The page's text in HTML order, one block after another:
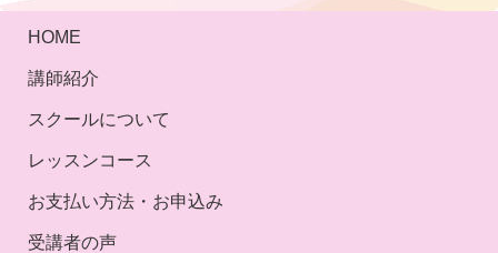
HOME
講師紹介
スクールについて
レッスンコース
お支払い方法・お申込み
受講者の声